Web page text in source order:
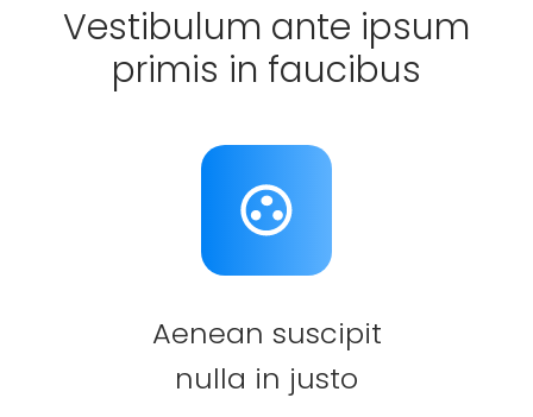
Vestibulum ante ipsum
primis in faucibus
Aenean suscipit
nulla in justo